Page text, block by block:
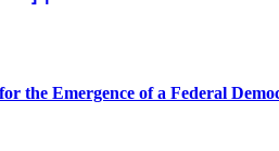
Emergence of a Federal